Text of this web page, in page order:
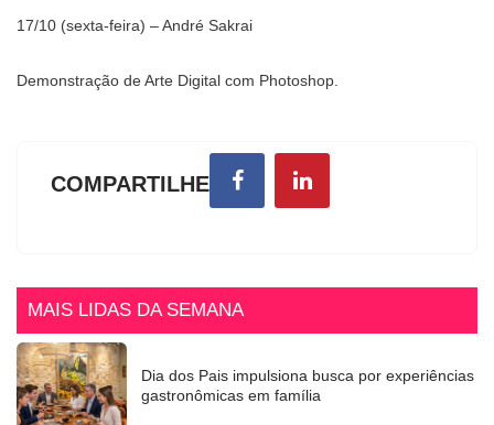
17/10 (sexta-feira) – André Sakrai
Demonstração de Arte Digital com Photoshop.
COMPARTILHE
MAIS LIDAS DA SEMANA
Dia dos Pais impulsiona busca por experiências
gastronômicas em família